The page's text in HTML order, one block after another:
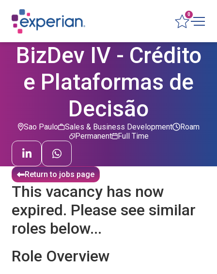
0
BizDev IV - Crédito
e Plataformas de
Decisão
Sao Paulo
Sales & Business Development
Permanent
Roam
Full Time
Return to jobs page
This vacancy has now
expired. Please see similar
roles below...
Role Overview